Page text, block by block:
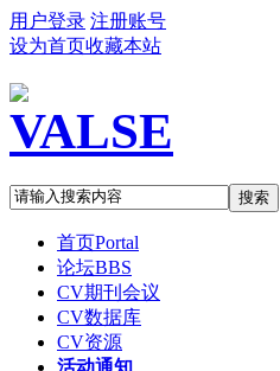
用户登录 注册账号
设为首页收藏本站
搜索
首页Portal
论坛BBS
CV期刊会议
CV数据库
CV资源
活动通知